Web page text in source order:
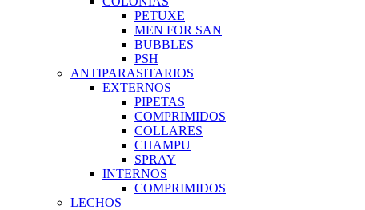
PETUXE
MEN FOR SAN
BUBBLES
PSH
ANTIPARASITARIOS
EXTERNOS
PIPETAS
COMPRIMIDOS
COLLARES
CHAMPU
SPRAY
INTERNOS
COMPRIMIDOS
LECHOS